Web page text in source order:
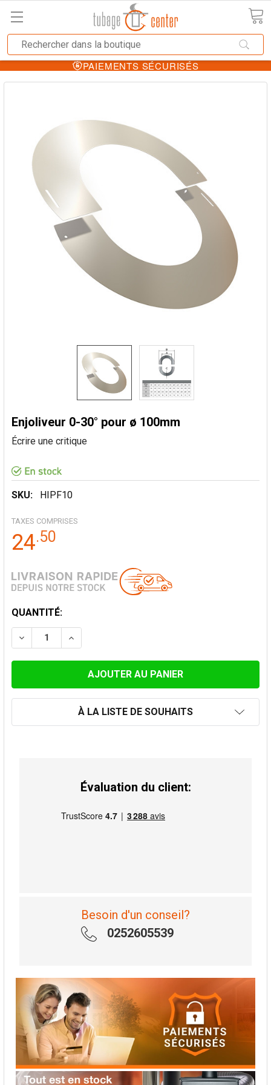
PAIEMENTS SÉCURISÉS
Enjoliveur 0-30° pour ø 100mm
Écrire une critique
SKU: HIPF10
TAXES COMPRISES
24.50
STOCK
ACTUEL:
QUANTITÉ:
DIMINUER LA QUANTITÉ DE ENJOLIVEUR 0-30° POUR Ø
AUGMENTER LA QUANTITÉ DE
À LA LISTE DE SOUHAITS
Évaluation du client:
Besoin d'un conseil?
0252605539